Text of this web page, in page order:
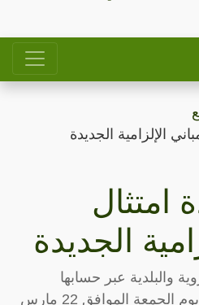
الإلزامية الجديدة
امتثال
الجديدة
والبلدية عبر حسابها
الرسمي عن انه بداية من يوم الجمعة الموافق 22 مارس